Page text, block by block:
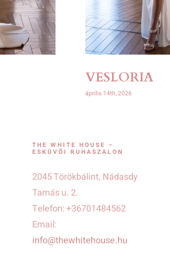
VESLORIA
április 14th, 2026
THE WHITE HOUSE –
ESKÜVŐI RUHASZALON
2045 Törökbálint, Nádasdy
Tamás u. 2.
Telefon: +36701484562
Email:
info@thewhitehouse.hu